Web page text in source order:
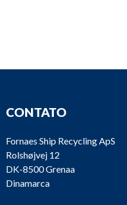
CONTATO
Fornaes Ship Recycling ApS
Rolshøjvej 12
DK-8500 Grenaa
Dinamarca